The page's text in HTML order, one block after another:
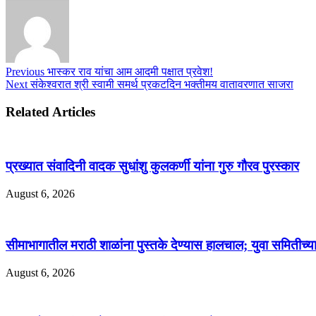
Previous भास्कर राव यांचा आम आदमी पक्षात प्रवेश!
Nextसंकेश्वरात श्री स्वामी समर्थ प्रकटदिन भक्तीमय वातावरणात साजरा
Related Articles
प्रख्यात संवादिनी वादक सुधांशु कुलकर्णी यांना गुरु गौरव पुरस्कार
August 6, 2026
सीमाभागातील मराठी शाळांना पुस्तके देण्यास हालचाल; युवा
August 6, 2026